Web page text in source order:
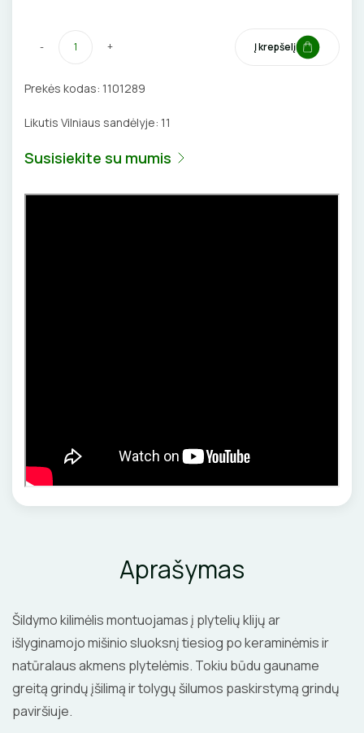
- + Į krepšelį
Prekės kodas: 1101289
Likutis Vilniaus sandėlyje: 11
Susisiekite su mumis
Aprašymas
Šildymo kilimėlis montuojamas į plytelių klijų ar
išlyginamojo mišinio sluoksnį tiesiog po keraminėmis ir
natūralaus akmens plytelėmis. Tokiu būdu gauname
greitą grindų įšilimą ir tolygų šilumos paskirstymą grindų
paviršiuje.